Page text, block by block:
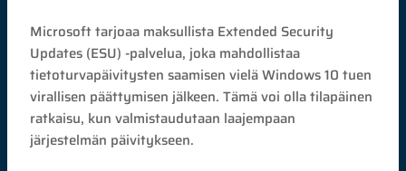
Microsoft tarjoaa maksullista Extended Security
Updates (ESU) -palvelua, joka mahdollistaa
tietoturvapäivitysten saamisen vielä Windows 10 tuen
virallisen päättymisen jälkeen. Tämä voi olla tilapäinen
ratkaisu, kun valmistaudutaan laajempaan
järjestelmän päivitykseen.